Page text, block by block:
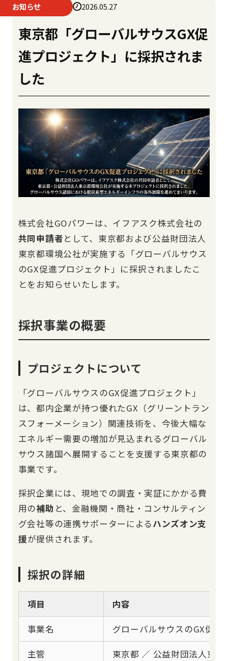
お知らせ 2026.05.27
東京都「グローバルサウスGX促
進プロジェクト」に採択されま
した
株式会社GOパワーは、イフアスク株式会社の
共同申請者として、東京都および公益財団法人
東京都環境公社が実施する「グローバルサウス
のGX促進プロジェクト」に採択されましたこ
とをお知らせいたします。
採択事業の概要
プロジェクトについて
「グローバルサウスのGX促進プロジェクト」
は、都内企業が持つ優れたGX（グリーントラン
スフォーメーション）関連技術を、今後大幅な
エネルギー需要の増加が見込まれるグローバル
サウス諸国へ展開することを支援する東京都の
事業です。
採択企業には、現地での調査・実証にかかる費
用の補助 と、金融機関・商社・コンサルティン
グ会社等の連携サポーターによるハンズオン支
援が提供されます。
採択の詳細
項目 内容
事業名 グローバルサウスのGX促進
主管 東京都 ／ 公益財団法人東